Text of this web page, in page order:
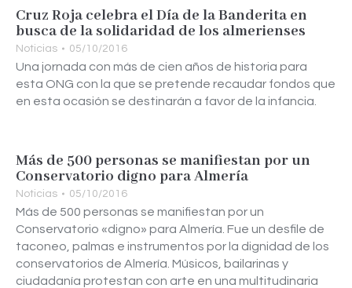
Cruz Roja celebra el Día de la Banderita en
busca de la solidaridad de los almerienses
Noticias 05/10/2016
Una jornada con más de cien años de historia para
esta ONG con la que se pretende recaudar fondos que
en esta ocasión se destinarán a favor de la infancia.
Más de 500 personas se manifiestan por un
Conservatorio digno para Almería
Noticias 05/10/2016
Más de 500 personas se manifiestan por un
Conservatorio «digno» para Almería. Fue un desfile de
taconeo, palmas e instrumentos por la dignidad de los
conservatorios de Almería. Músicos, bailarinas y
ciudadanía protestan con arte en una multitudinaria